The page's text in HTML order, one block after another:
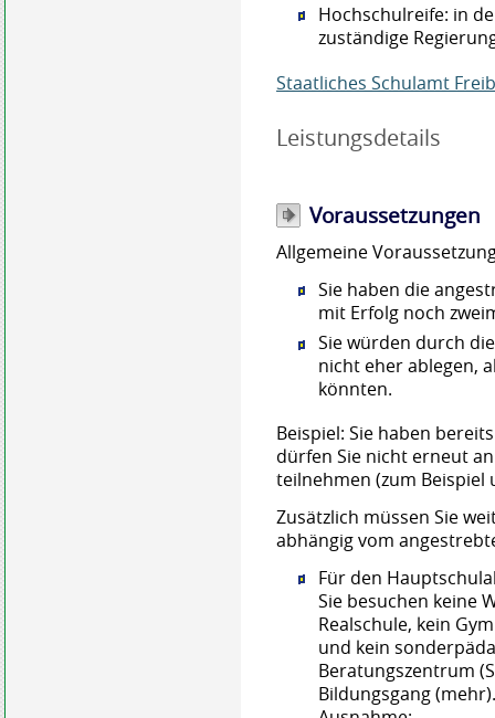
Hochschulreife: in
zuständige
Staatliches Schulamt
Leistungsdetails
Voraussetzungen
Allgemeine
Sie haben die
mit Erfolg noch
Sie würden durch
nicht eher ablegen,
könnten.
Beispiel: Sie haben
dürfen Sie nicht erneut
teilnehmen (zum Beispiel
Zusätzlich müssen Sie
abhängig vom
Für den
Sie besuchen keine
Realschule, kein
und kein
Beratungszentrum
Bildungsgang